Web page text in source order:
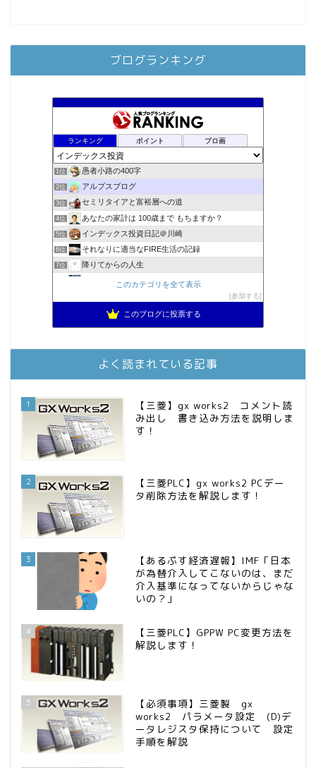
ブログランキング
ランキング ポイント ブロ画
1位 愚者小路の400字
2位 アルプスブログ
3位 セミリタイアと富裕層への道
4位 あなたの家計は 100歳まで もちますか？
5位 インデックス投資日記＠川崎
6位 それなりに適当なFIRE生活の記録
7位 降りてからの人生
2023年(46歳)FIRE！！！＠20XX年FIRE！！！
スパコンSEが効率的投資で一家セミリタイアするブログ
3階建ての資産形成
11位 お金に困らない生活（インデックス投資ブログ）
庶民的家族がインデックス投資でセミリタイア目指してみた
このカテゴリを全て表示
参加する
このブログに投票する
よく読まれている記事
1
【三菱】gx works2 コメント読
み出し 書き込み方法を説明しま
す！
2
【三菱PLC】gx works2 PCデー
タ削除方法を解説します！
3
【あるぷす経済遅報】IMF「日本
が為替介入してこないのは、まだ
介入基準になってないからじゃな
いの？」
4
【三菱PLC】GPPW PC変更方法を
解説します！
5
【必須事項】三菱製 gx
works2 パラメータ設定 (D)デ
ータレジスタ保持について 設定
手順を解説